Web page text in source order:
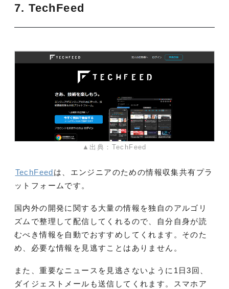
7. TechFeed
▲出典：TechFeed
TechFeedは、エンジニアのための情報収集共有プラ
ットフォームです。
国内外の開発に関する大量の情報を独自のアルゴリ
ズムで整理して配信してくれるので、自分自身が読
むべき情報を自動でおすすめしてくれます。そのた
め、必要な情報を見逃すことはありません。
また、重要なニュースを見逃さないように1日3回、
ダイジェストメールも送信してくれます。スマホア